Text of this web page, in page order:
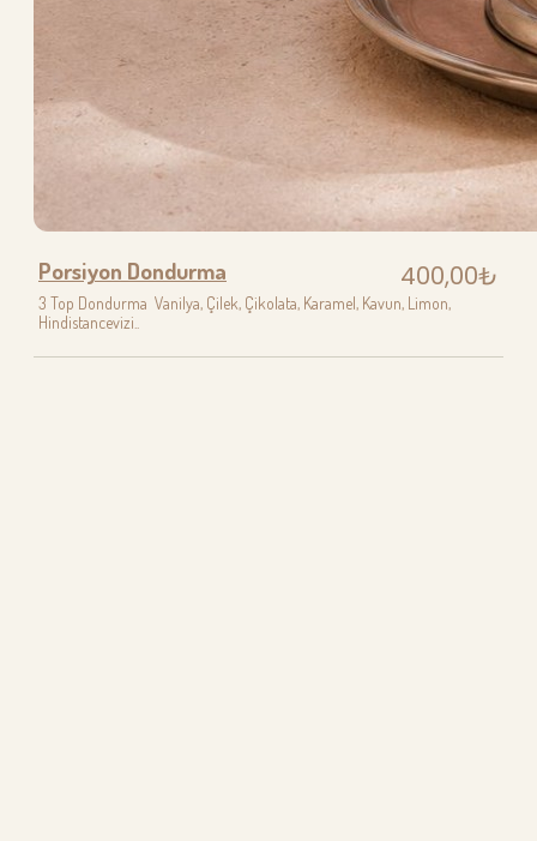
Porsiyon Dondurma 400,00₺
3 Top Dondurma Vanilya, Çilek, Çikolata, Karamel, Kavun, Limon,
Hindistancevizi..